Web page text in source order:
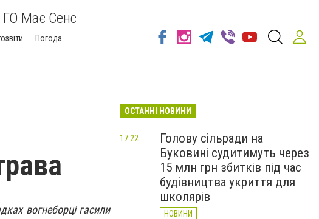
ГО Має Сенс
Погода
вогнеборці гасили
ОСТАННІ НОВИНИ
Голову сільради на
Буковині судитимуть через
15 млн грн збитків під час
будівництва укриття для
школярів
НОВИНИ
17:22